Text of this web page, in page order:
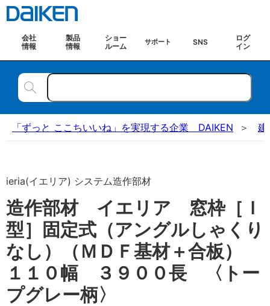
会社
情報
製品
情報
ショー
ルーム
サポート SNS
ログ
イン
「ずっと ここちいいね」を実現する企業 DAIKEN 建
ieria(イエリア) システム造作部材
造作部材 イエリア 窓枠［Ｉ
型］固定式（アングルしゃくり
なし）（ＭＤＦ基材＋合板）
１１０幅 ３９００長 〈トー
プグレー柄〉